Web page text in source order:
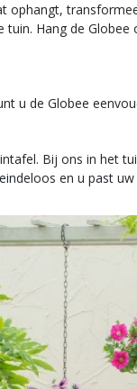
ophangt,
Hang de
u de Globee
Bij ons in het
en u past